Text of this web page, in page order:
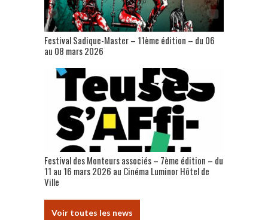
Festival Sadique-Master – 11ème édition – du 06
au 08 mars 2026
Festival des Monteurs associés – 7ème édition – du
11 au 16 mars 2026 au Cinéma Luminor Hôtel de
Ville
Voir toutes les news